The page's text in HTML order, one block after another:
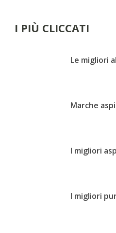
I PIÙ CLICCATI
Le migliori
Marche
I migliori
I migliori